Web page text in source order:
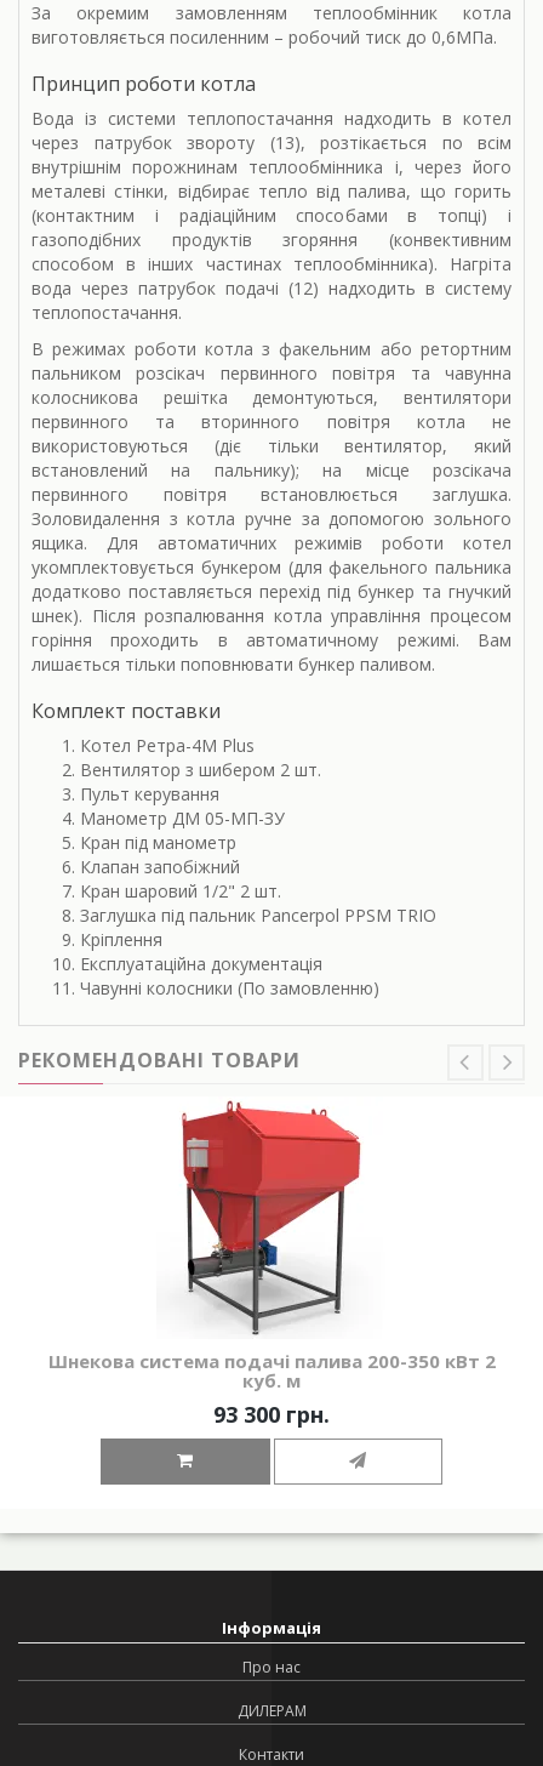
За окремим замовленням теплообмінник котла
виготовляється посиленним – робочий тиск до 0,6МПа.
Принцип роботи котла
Вода із системи теплопостачання надходить в котел
через патрубок звороту (13), розтікається по всім
внутрішнім порожнинам теплообмінника і, через його
металеві стінки, відбирає тепло від палива, що горить
(контактним і радіаційним способами в топці) і
газоподібних продуктів згоряння (конвективним
способом в інших частинах теплообмінника). Нагріта
вода через патрубок подачі (12) надходить в систему
теплопостачання.
В режимах роботи котла з факельним або ретортним
пальником розсікач первинного повітря та чавунна
колосникова решітка демонтуються, вентилятори
первинного та вторинного повітря котла не
використовуються (діє тільки вентилятор, який
встановлений на пальнику); на місце розсікача
первинного повітря встановлюється заглушка.
Золовидалення з котла ручне за допомогою зольного
ящика. Для автоматичних режимів роботи котел
укомплектовується бункером (для факельного пальника
додатково поставляється перехід під бункер та гнучкий
шнек). Після розпалювання котла управління процесом
горіння проходить в автоматичному режимі. Вам
лишається тільки поповнювати бункер паливом.
Комплект поставки
Котел Ретра-4М Plus
Вентилятор з шибером 2 шт.
Пульт керування
Манометр ДМ 05-МП-ЗУ
Кран під манометр
Клапан запобіжний
Кран шаровий 1/2" 2 шт.
Заглушка під пальник Pancerpol PPSM TRIO
Кріплення
Експлуатаційна документація
Чавунні колосники (По замовленню)
РЕКОМЕНДОВАНІ ТОВАРИ
Шнекова система подачі палива 200-350 кВт 2
куб. м
93 300 грн.
Інформація
Про нас
ДИЛЕРАМ
Контакти